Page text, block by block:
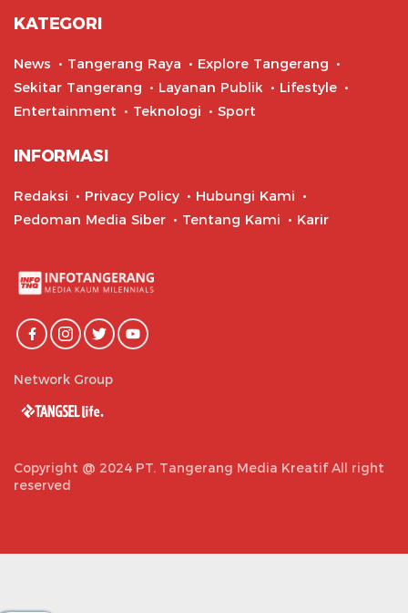
KATEGORI
News Tangerang Raya
Explore Tangerang
Sekitar Tangerang
Layanan Publik
Lifestyle
Entertainment
Teknologi Sport
INFORMASI
Redaksi Privacy Policy
Hubungi Kami
Pedoman Media Siber
Tentang Kami Karir
Network Group
Copyright @ 2024 PT. Tangerang Media Kreatif All right
reserved